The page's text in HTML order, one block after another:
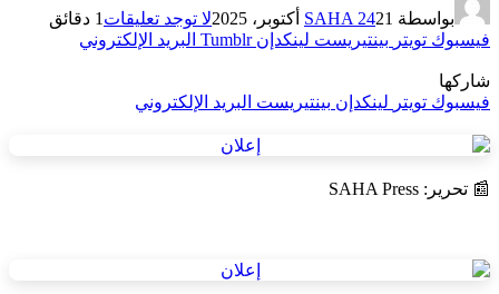
بواسطة SAHA 2421 أكتوبر، 2025 لا توجد تعليقات 1 دقائق
فيسبوك تويتر بينتيريست لينكدإن Tumblr البريد الإلكتروني
شاركها
فيسبوك تويتر لينكدإن بينتيريست البريد الإلكتروني
📰 تحرير: SAHA Press